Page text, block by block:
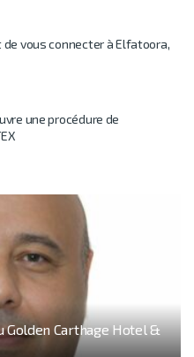
de vous connecter à Elfatoora,
une procédure de
Golden Carthage Hotel &